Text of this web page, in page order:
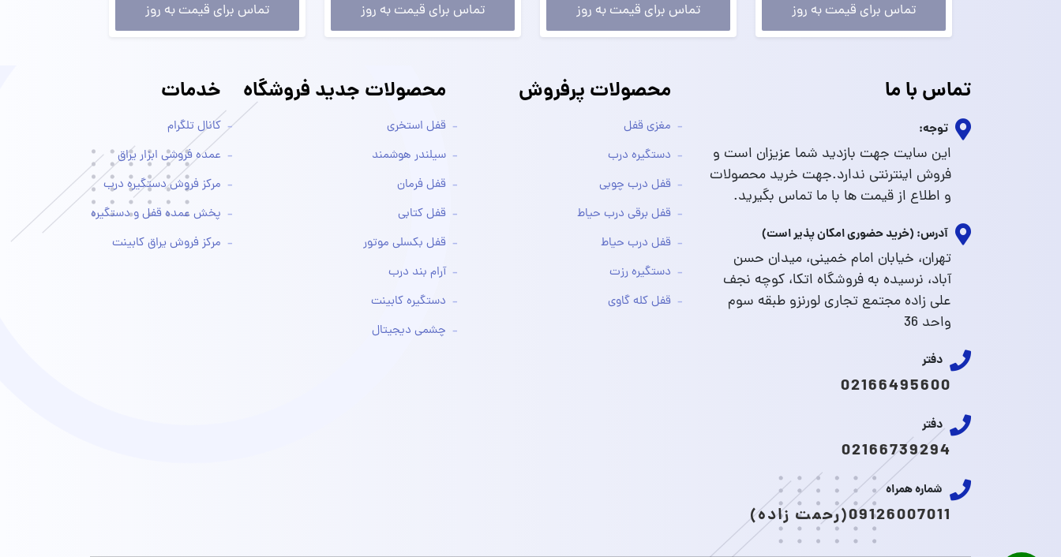
تماس برای قیمت به روز تماس برای قیمت به روز تماس برای قیمت به روز تماس برای قیمت به روز
تماس با ما
توجه:
این سایت جهت بازدید شما عزیزان است و
فروش اینترنتی ندارد.جهت خرید محصولات
و اطلاع از قیمت ها با ما تماس بگیرید.
آدرس: (خرید حضوری امکان پذیر است)
تهران، خیابان امام خمینی، میدان حسن
آباد، نرسیده به فروشگاه اتکا، کوچه نجف
علی زاده مجتمع تجاری لورنزو طبقه سوم
واحد 36
دفتر
02166495600
دفتر
02166739294
شماره همراه
09126007011(رحمت زاده)
محصولات پرفروش
مغزی قفل
دستگیره درب
قفل درب چوبی
قفل برقی درب حیاط
قفل درب حیاط
دستگیره رزت
قفل کله گاوی
محصولات جدید فروشگاه
قفل استخری
سیلندر هوشمند
قفل فرمان
قفل کتابی
قفل بکسلی موتور
آرام بند درب
دستگیره کابینت
چشمی دیجیتال
خدمات
کانال تلگرام
عمده فروشی ابزار یراق
مرکز فروش دستگیره درب
پخش عمده قفل و دستگیره
مرکز فروش یراق کابینت